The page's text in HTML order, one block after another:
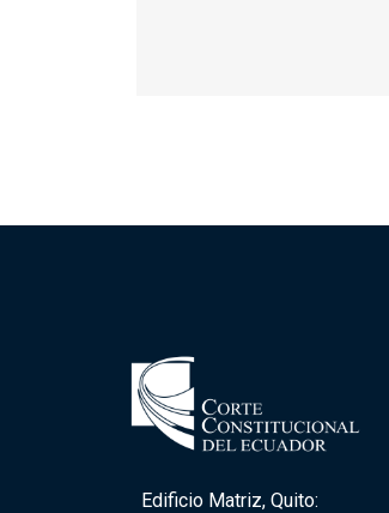
Edificio Matriz, Quito: